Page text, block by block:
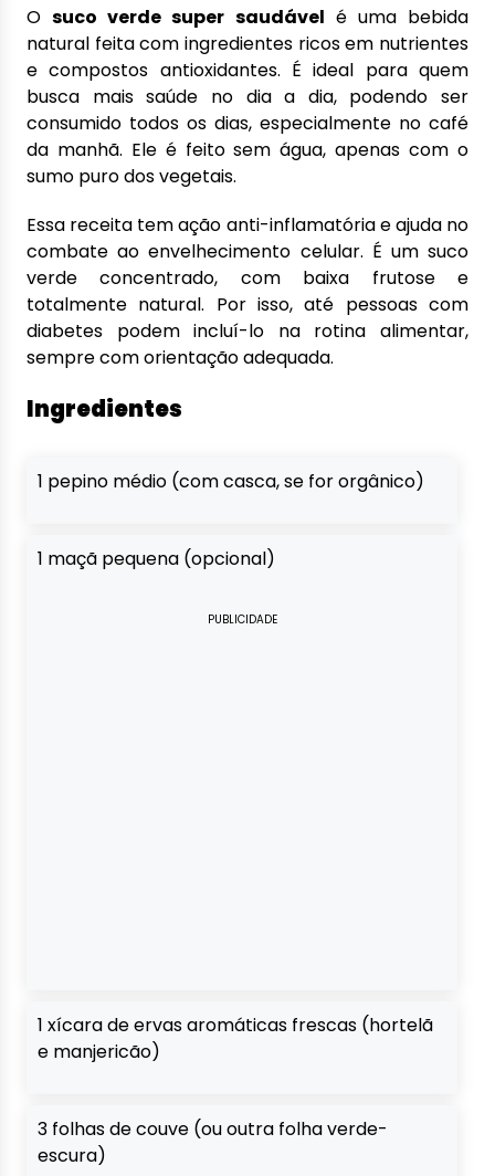
Osuco verde super saudável é uma bebida
natural feita com ingredientes ricos em nutrientes
e compostos antioxidantes. É ideal para quem
busca mais saúde no dia a dia, podendo ser
consumido todos os dias, especialmente no café
da manhã. Ele é feito sem água, apenas com o
sumo puro dos vegetais.
Essa receita tem ação anti-inflamatória e ajuda no
combate ao envelhecimento celular. É um suco
verde concentrado, com baixa frutose e
totalmente natural. Por isso, até pessoas com
diabetes podem incluí-lo na rotina alimentar,
sempre com orientação adequada.
Ingredientes
1 pepino médio (com casca, se for orgânico)
1 maçã pequena (opcional)
PUBLICIDADE
1 xícara de ervas aromáticas frescas (hortelã
e manjericão)
3 folhas de couve (ou outra folha verde-
escura)